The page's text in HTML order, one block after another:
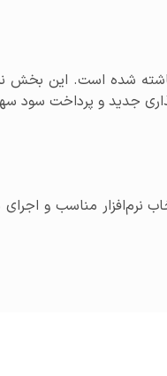
شده است. این
جدید و پرداخت سود
نرم‌افزار مناسب و